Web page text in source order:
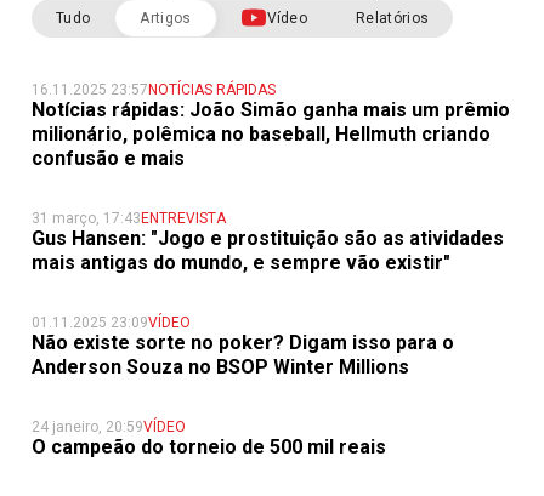
Tudo
Artigos Vídeo Relatórios
16.11.2025 23:57 NOTÍCIAS RÁPIDAS
Notícias rápidas: João Simão ganha mais um prêmio
milionário, polêmica no baseball, Hellmuth criando
confusão e mais
31 março, 17:43 ENTREVISTA
Gus Hansen: "Jogo e prostituição são as atividades
mais antigas do mundo, e sempre vão existir"
01.11.2025 23:09VÍDEO
Não existe sorte no poker? Digam isso para o
Anderson Souza no BSOP Winter Millions
24 janeiro, 20:59VÍDEO
O campeão do torneio de 500 mil reais